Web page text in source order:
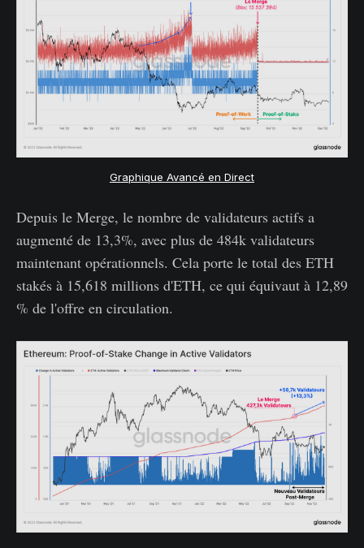
Graphique Avancé en Direct
Depuis le Merge, le nombre de validateurs actifs a
augmenté de 13,3%, avec plus de 484k validateurs
maintenant opérationnels. Cela porte le total des ETH
stakés à 15,618 millions d'ETH, ce qui équivaut à 12,89
% de l'offre en circulation.